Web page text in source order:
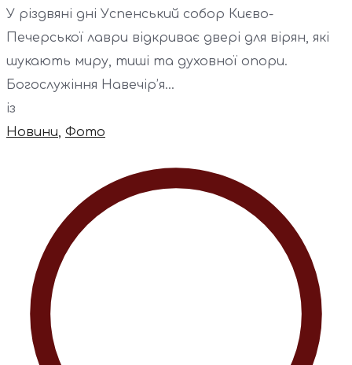
У різдвяні дні Успенський собор Києво-
Печерської лаври відкриває двері для вірян, які
шукають миру, тиші та духовної опори.
Богослужіння Навечір’я...
із
Новини, Фото